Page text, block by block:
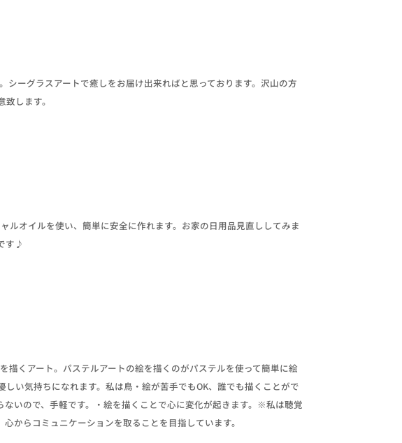
ーグラスアートで癒しをお届け出来ればと思っております。沢山の方
します。
オイルを使い、簡単に安全に作れます。お家の日用品見直ししてみま
す♪
くアート。パステルアートの絵を描くのがパステルを使って簡単に絵
い気持ちになれます。私は鳥・絵が苦手でもOK、誰でも描くことがで
いので、手軽です。・絵を描くことで心に変化が起きます。※私は聴覚
からコミュニケーションを取ることを目指しています。